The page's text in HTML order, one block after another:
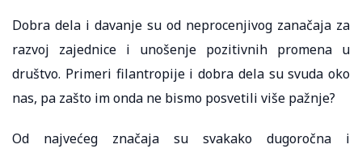
Dobra dela i davanje su od neprocenjivog zanačaja za
razvoj zajednice i unošenje pozitivnih promena u
društvo. Primeri filantropije i dobra dela su svuda oko
nas, pa zašto im onda ne bismo posvetili više pažnje?
Od najvećeg značaja su svakako dugoročna i